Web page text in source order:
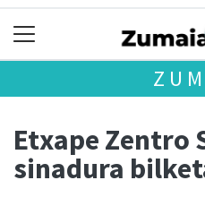
Etxape Zentro
sinadura